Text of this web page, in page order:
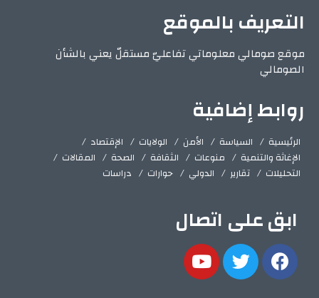
التعريف بالموقع
موقع صومالي معلوماتي تفاعليّ مستقلّ يعني بالشأن
الصومالي
روابط إضافية
الرئيسية السياسة الأمن الولايات
الإقتصاد
الإغاثة والتنمية
منوعات الثقافة الصحة
المقالات
التحليلات
تقارير الدولي حوارات دراسات
ابق على اتصال